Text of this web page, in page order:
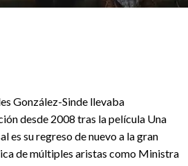
González-Sinde llevaba
desde 2008 tras la película Una
es su regreso de nuevo a la gran
de múltiples aristas como Ministra